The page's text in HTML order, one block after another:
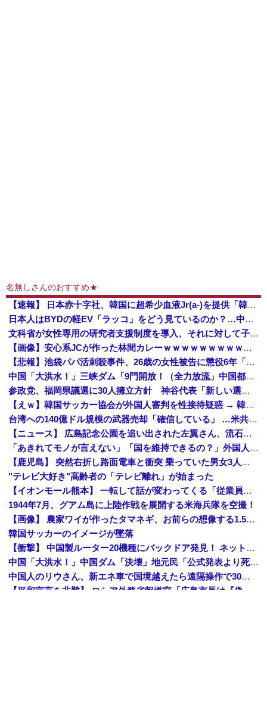
名無しさんのおすすめ★
【速報】 日本赤十字社、韓国に超希少血液Jr(a-)を提供「韓国内では適合する血液を確保できなかった」※今回で4回目
日本人はBYDの軽EV「ラッコ」をどう見ているのか？…中国メディア！
文科省が女性専用の研究者支援制度を導入、それに対して子育て負担に苦しむ若手男性研究者は……
【画像】安心系JCが作った林間カレーｗｗｗｗｗｗｗｗｗｗｗｗｗｗｗｗｗｗｗｗｗｗｗｗ
【悲報】池袋パパ活刺殺事件、26歳の女性被告に懲役6年「司法の女割」批判が紛糾 → ﾈｯﾄ「ジャンポケ斎藤の罪より軽くて草」ｗｗｗｗｗｗｗｗｗｗ...
中国「大洪水！」三峡ダム「9門開放！（全力放流」中国都市「三峡沿線の道路水没」中国政府「高速道路封鎖！」中国ダム「緊急放流に合わせて開門（土砂崩れ発生」→
参政党、福岡県議選に30人擁立方針 神谷代表「新しい選択肢を」
【えｗ】韓国サッカー協会が外国人審判を性接待疑惑 → 韓国ネットに動揺広がる「信じられない」「要求した外国人審判もおかしい」「韓国以外の国にも要...
台湾への140億ドル規模の武器売却「確信している」 …米共和党重鎮、マコール議員が表明！
【ニュース】 広島記念公園を追い出された左翼さん、流石にキモすぎて炎上
「あきれてモノが言えない」「国を維持できるの？」外国人の永住許可要件の厳格化で在日中国人の本音は？
【鹿児島】 突然右折し路面電車と衝突 乗っていた男女3人は車を放置しダッシュで逃走中
"テレビ大好き"高齢者の「テレビ離れ」が始まった
【イオンモール熊本】 一転して話が変わってくる「従業員の避難誘導の証言が複数」イオン側が社内規定に抵触していた疑い
1944年7月、グアム島に上陸作戦を展開する米海兵隊を空撮！
【画像】 農家ワイが作ったタマネギ、お前らの想像する1.5倍はデカいぞ
韓国サッカーのイメージが墜落
【衝撃】 中国製ルーター20機種にバックドア発見！ ネットに繋ぐだけで35秒ごとに中国のサーバーと通信
中国「大洪水！」中国ダム「決壊」地元民「公式発表より死者多い！」中国政府「住民拘束！（安否不明」中国当局「救助隊動画も削除」台風13号「三峡ダム接近中」→
中国人のリウさん、新エネ車で国境越えたら遠隔操作で30時間ロックされる！